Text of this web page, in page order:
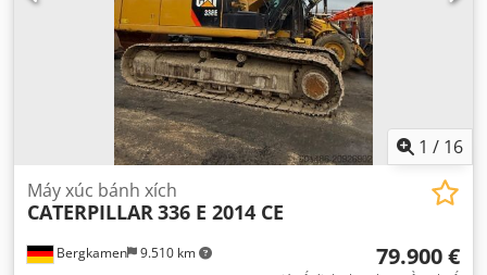
1 / 16
Bergkamen 9.510 km
Máy xúc bánh xích
CATERPILLAR336 E 2014 CE
79.900 €